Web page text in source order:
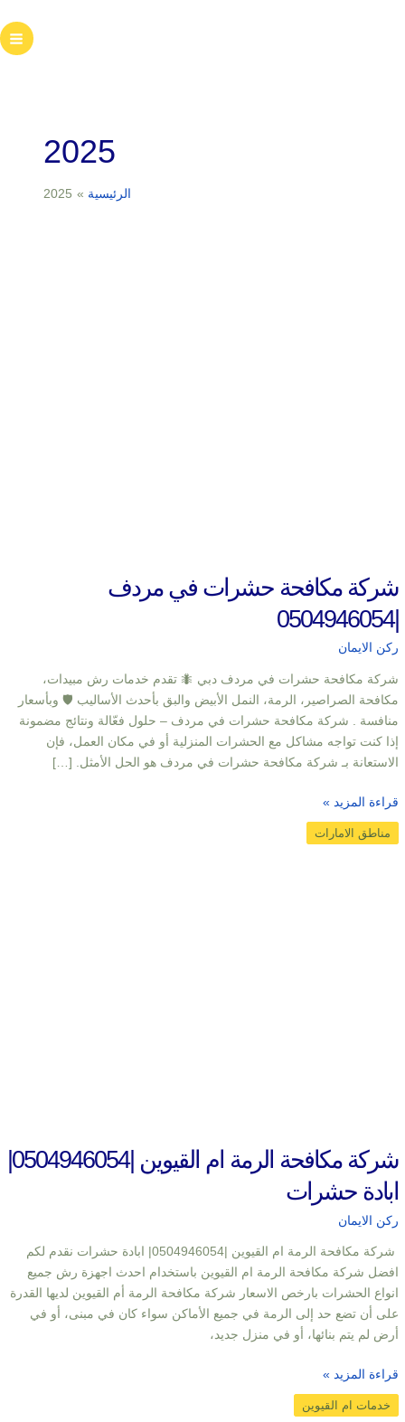
2025
الرئيسية 2025
شركة مكافحة حشرات في مردف
|0504946054
ركن الايمان
شركة مكافحة حشرات في مردف دبي 🐜 تقدم خدمات رش مبيدات،
مكافحة الصراصير، الرمة، النمل الأبيض والبق بأحدث الأساليب 🛡️ وبأسعار
منافسة . شركة مكافحة حشرات في مردف – حلول فعّالة ونتائج مضمونة
إذا كنت تواجه مشاكل مع الحشرات المنزلية أو في مكان العمل، فإن
الاستعانة بـ شركة مكافحة حشرات في مردف هو الحل الأمثل. […]
قراءة المزيد »
مناطق الامارات
شركة مكافحة الرمة ام القيوين |0504946054|
ابادة حشرات
ركن الايمان
شركة مكافحة الرمة ام القيوين |0504946054| ابادة حشرات نقدم لكم
افضل شركة مكافحة الرمة ام القيوين باستخدام احدث اجهزة رش جميع
انواع الحشرات بارخص الاسعار شركة مكافحة الرمة أم القيوين لديها القدرة
على أن تضع حد إلى الرمة في جميع الأماكن سواء كان في مبنى، أو في
أرض لم يتم بنائها، أو في منزل جديد،
قراءة المزيد »
خدمات ام القيوين